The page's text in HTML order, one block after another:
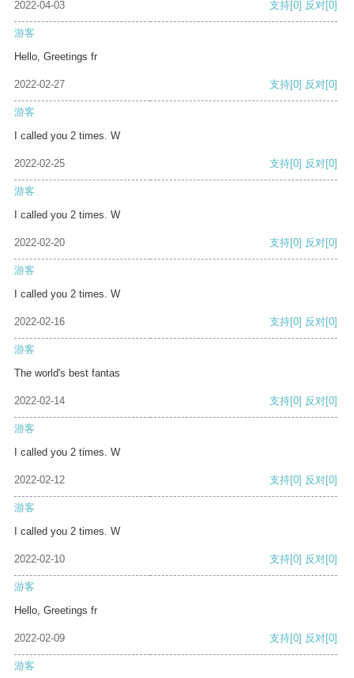
2022-04-03 支持[0] 反对[0]
游客
Hello, Greetings fr
2022-02-27 支持[0] 反对[0]
游客
I called you 2 times. W
2022-02-25 支持[0] 反对[0]
游客
I called you 2 times. W
2022-02-20 支持[0] 反对[0]
游客
I called you 2 times. W
2022-02-16 支持[0] 反对[0]
游客
The world's best fantas
2022-02-14 支持[0] 反对[0]
游客
I called you 2 times. W
2022-02-12 支持[0] 反对[0]
游客
I called you 2 times. W
2022-02-10 支持[0] 反对[0]
游客
Hello, Greetings fr
2022-02-09 支持[0] 反对[0]
游客